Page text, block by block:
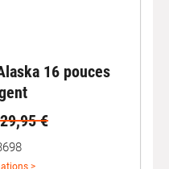
16 pouces
29,95 €
>